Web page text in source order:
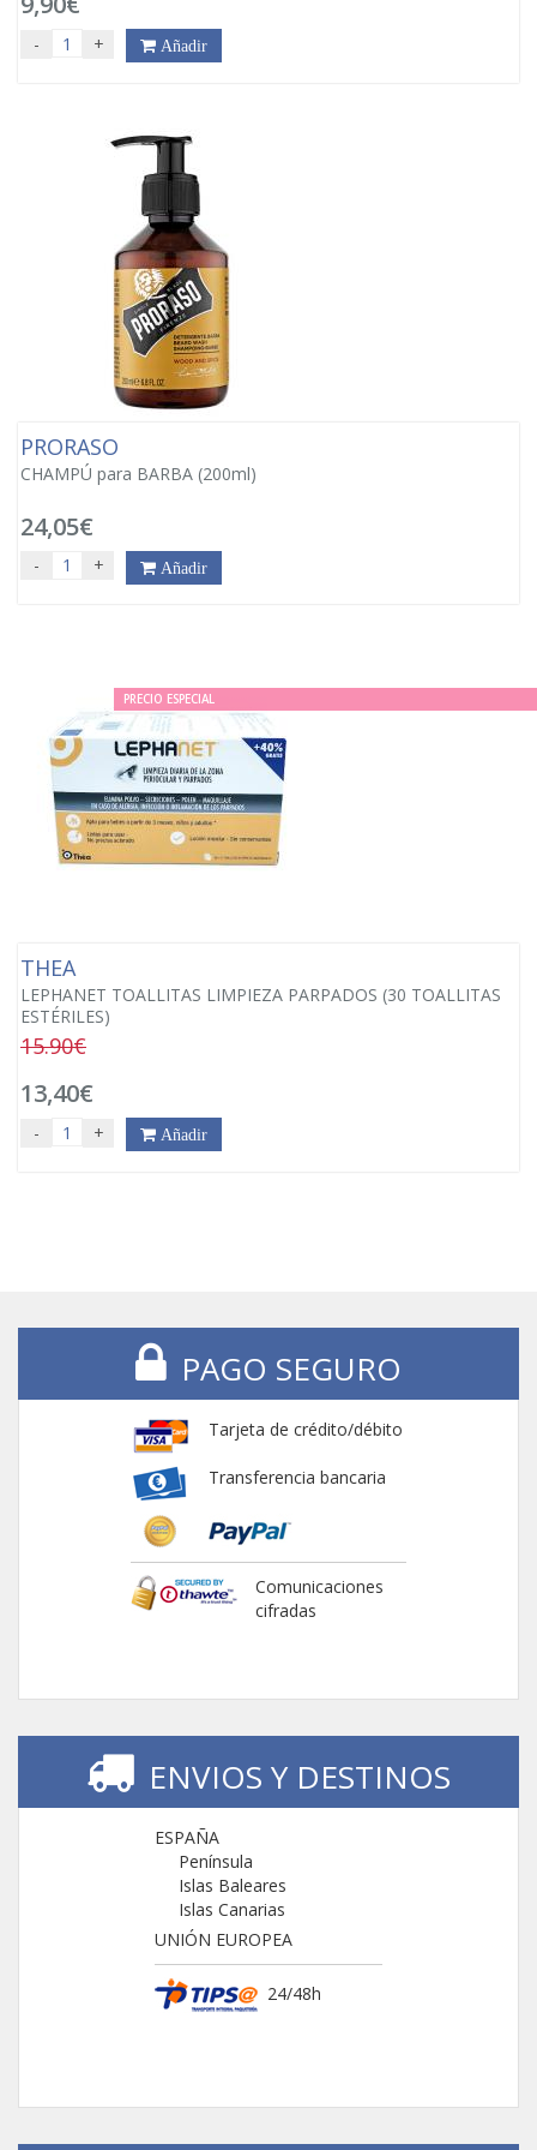
- + Añadir
PRORASO
CHAMPÚ para BARBA (200ml)
24,05€
- + Añadir
PRECIO ESPECIAL
THEA
LEPHANET TOALLITAS LIMPIEZA PARPADOS (30 TOALLITAS
ESTÉRILES)
15.90€
13,40€
- + Añadir
PAGO SEGURO
Tarjeta de crédito/débito
Transferencia bancaria
Comunicaciones
cifradas
ENVIOS Y DESTINOS
ESPAÑA
Península
Islas Baleares
Islas Canarias
UNIÓN EUROPEA
24/48h